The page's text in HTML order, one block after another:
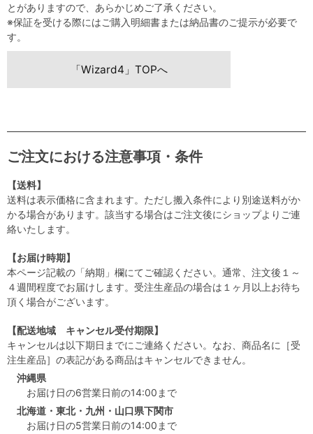
とがありますので、あらかじめご了承ください。
※保証を受ける際にはご購入明細書または納品書のご提示が必要で
す。
「Wizard4」TOPへ
ご注文における注意事項・条件
【送料】
送料は表示価格に含まれます。ただし搬入条件により別途送料がか
かる場合があります。該当する場合はご注文後にショップよりご連
絡いたします。
【お届け時期】
本ページ記載の「納期」欄にてご確認ください。通常、注文後１～
４週間程度でお届けします。受注生産品の場合は１ヶ月以上お待ち
頂く場合がございます。
【配送地域 キャンセル受付期限】
キャンセルは以下期日までにご連絡ください。なお、商品名に［受
注生産品］の表記がある商品はキャンセルできません。
沖縄県
お届け日の6営業日前の14:00まで
北海道・東北・九州・山口県下関市
お届け日の5営業日前の14:00まで